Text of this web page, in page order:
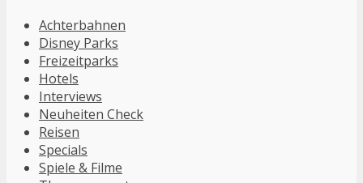
Achterbahnen
Disney Parks
Freizeitparks
Hotels
Interviews
Neuheiten Check
Reisen
Specials
Spiele & Filme